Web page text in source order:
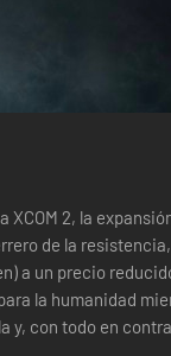
2, la
de la
un precio reducido.
la humanidad
y, con todo en